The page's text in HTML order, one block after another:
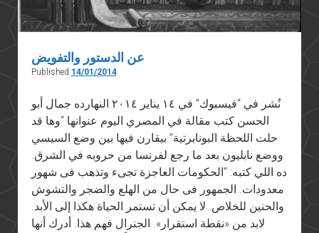
عن الدستور والتفويض
Published 14/01/2014
نُشر في “فيسبوك” في ١٤ يناير ٢٠١٤ النهارده جمال أبو
الحسن كتب مقالة في المصري اليوم عنوانها “وها قد
حلت اللحظة البونابرتية” بيقارن فيها بين وضع السيسي
ووضع نابليون بعد ما رجع لفرنسا من حروبه في الشرق.
ده اللي كتبه: “الحكومات العاجزة تجىء وتذهب فى شهور
معدودات. الجمهور فى حال من الهلع والضجر والتشوش
والحنين للخلاص. لا يمكن أن تستمر الحياة هكذا إلى الأبد.
لابد من «نقطة استقرار». الجنرال فهم هذا. أدرك أنها